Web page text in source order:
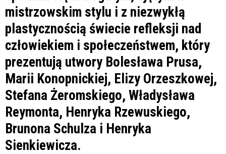
mistrzowskim stylu i z niezwykłą
plastycznością świecie refleksji nad
człowiekiem i społeczeństwem, który
prezentują utwory Bolesława Prusa,
Marii Konopnickiej, Elizy Orzeszkowej,
Stefana Żeromskiego, Władysława
Reymonta, Henryka Rzewuskiego,
Brunona Schulza i Henryka
Sienkiewicza.